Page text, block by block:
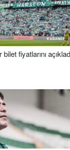
fiyatlarını